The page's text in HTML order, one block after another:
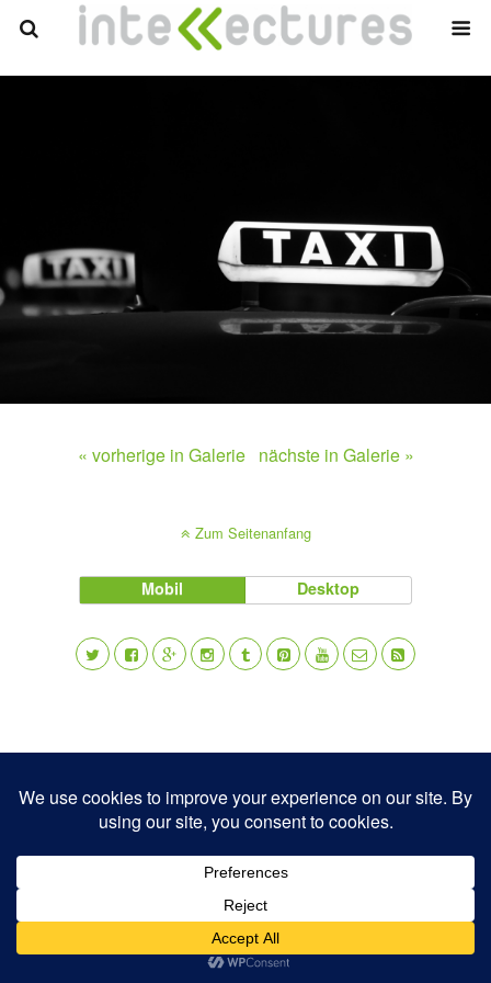
« vorherige in Galerie nächste in Galerie »
Zum Seitenanfang
Mobil Desktop